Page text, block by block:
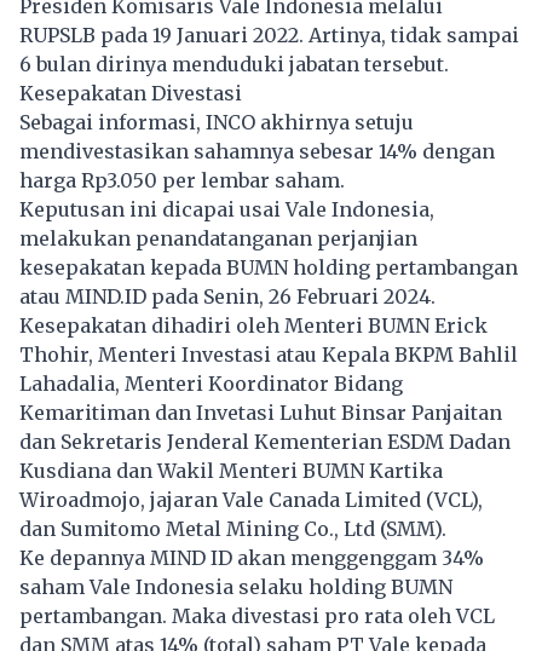
Presiden Komisaris Vale Indonesia melalui
RUPSLB pada 19 Januari 2022. Artinya, tidak sampai
6 bulan dirinya menduduki jabatan tersebut.
Kesepakatan Divestasi
Sebagai informasi, INCO akhirnya setuju
mendivestasikan sahamnya sebesar 14% dengan
harga Rp3.050 per lembar saham.
Keputusan ini dicapai usai Vale Indonesia,
melakukan penandatanganan perjanjian
kesepakatan kepada BUMN holding pertambangan
atau MIND.ID pada Senin, 26 Februari 2024.
Kesepakatan dihadiri oleh Menteri BUMN Erick
Thohir, Menteri Investasi atau Kepala BKPM Bahlil
Lahadalia, Menteri Koordinator Bidang
Kemaritiman dan Invetasi Luhut Binsar Panjaitan
dan Sekretaris Jenderal Kementerian ESDM Dadan
Kusdiana dan Wakil Menteri BUMN Kartika
Wiroadmojo, jajaran Vale Canada Limited (VCL),
dan Sumitomo Metal Mining Co., Ltd (SMM).
Ke depannya MIND ID akan menggenggam 34%
saham Vale Indonesia selaku holding BUMN
pertambangan. Maka divestasi pro rata oleh VCL
dan SMM atas 14% (total) saham PT Vale kepada